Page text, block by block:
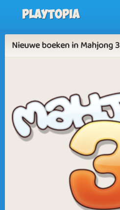
Playtopia
Nieuwe boeken in Mahjong 3